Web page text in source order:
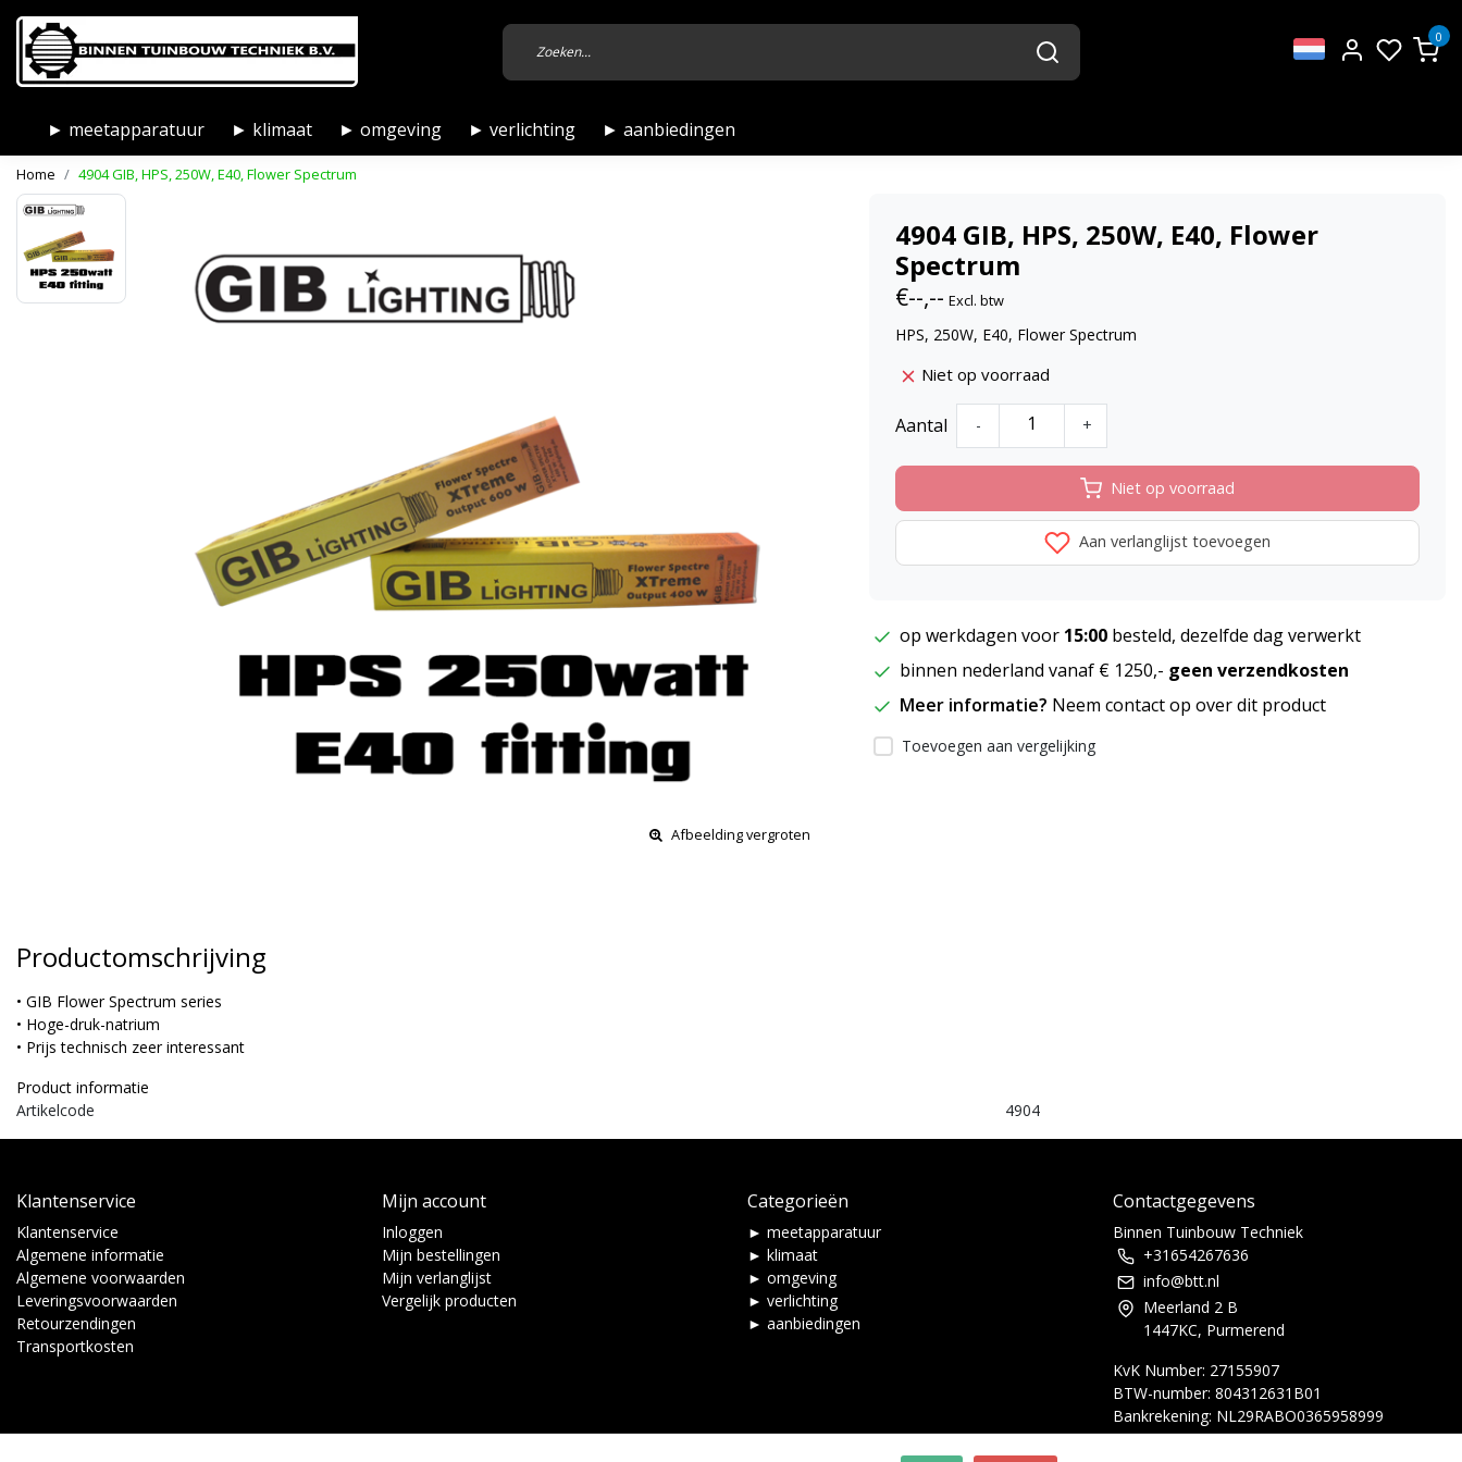
0
► meetapparatuur ► klimaat ► omgeving ► verlichting ► aanbiedingen
Home 4904 GIB, HPS, 250W, E40, Flower Spectrum
Afbeelding vergroten
4904 GIB, HPS, 250W, E40, Flower
Spectrum
€--,-- Excl. btw
HPS, 250W, E40, Flower Spectrum
Niet op voorraad
Aantal - +
Niet op voorraad
Aan verlanglijst toevoegen
op werkdagen voor 15:00 besteld, dezelfde dag verwerkt
binnen nederland vanaf € 1250,- geen verzendkosten
Meer informatie? Neem contact op over dit product
Toevoegen aan vergelijking
Productomschrijving
• GIB Flower Spectrum series
• Hoge-druk-natrium
• Prijs technisch zeer interessant
Product informatie
Artikelcode
4904
Klantenservice
Klantenservice
Algemene informatie
Algemene voorwaarden
Leveringsvoorwaarden
Retourzendingen
Transportkosten
Mijn account
Inloggen
Mijn bestellingen
Mijn verlanglijst
Vergelijk producten
Categorieën
► meetapparatuur
► klimaat
► omgeving
► verlichting
► aanbiedingen
Contactgegevens
Binnen Tuinbouw Techniek
+31654267636
info@btt.nl
Meerland 2 B
1447KC, Purmerend
KvK Number: 27155907
BTW-number: 804312631B01
Bankrekening: NL29RABO0365958999